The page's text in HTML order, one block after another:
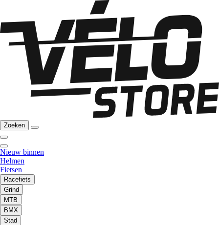
Zoeken
Nieuw binnen
Helmen
Fietsen
Racefiets
Grind
MTB
BMX
Stad